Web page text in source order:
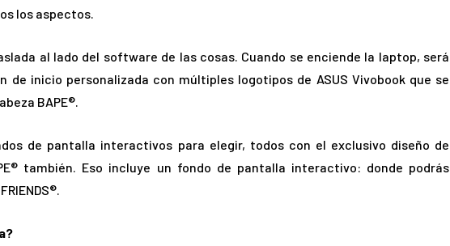
los aspectos.
al lado del software de las cosas. Cuando se enciende la laptop, será
de inicio personalizada con múltiples logotipos de ASUS Vivobook que se
BAPE®.
de pantalla interactivos para elegir, todos con el exclusivo diseño de
también. Eso incluye un fondo de pantalla interactivo: donde podrás